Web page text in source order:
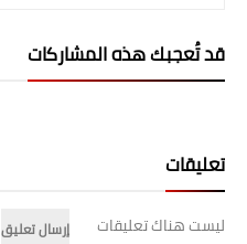
قد تُعجبك هذه المشاركات
تعليقات
ليست هناك تعليقات
إرسال تعليق